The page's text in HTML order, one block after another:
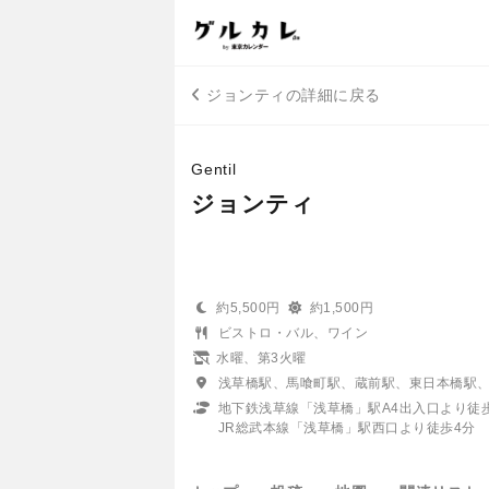
ジョンティの詳細に戻る
Gentil
ジョンティ
約5,500円
約1,500円
ビストロ・バル、ワイン
水曜、第3火曜
浅草橋駅、馬喰町駅、蔵前駅、東日本橋駅
地下鉄浅草線「浅草橋」駅A4出入口より徒
JR総武本線「浅草橋」駅西口より徒歩4分